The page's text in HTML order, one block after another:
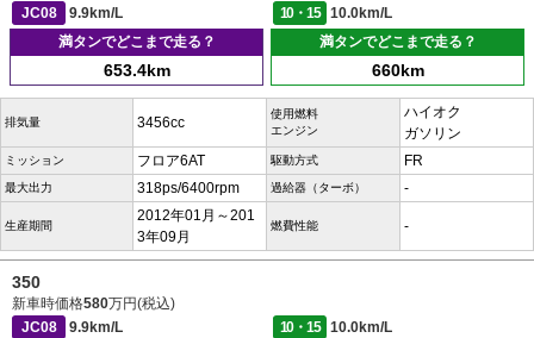
JC08
9.9km/L 10・15
10.0km/L
満タンでどこまで走る？
653.4km
満タンでどこまで走る？
660km
排気量 3456cc
使用燃料
エンジン
ハイオク
ガソリン
ミッション フロア6AT 駆動方式 FR
最大出力 318ps/6400rpm 過給器（ターボ） -
生産期間
2012年01月～201
3年09月
燃費性能 -
350
新車時価格580万円(税込)
JC08
9.9km/L 10・15
10.0km/L